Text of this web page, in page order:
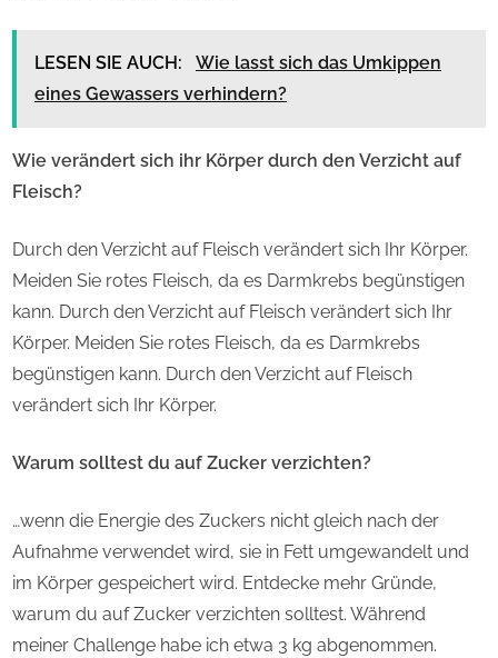
LESEN SIE AUCH:
Wie lasst sich das Umkippen
eines Gewassers verhindern?
Wie verändert sich ihr Körper durch den Verzicht auf
Fleisch?
Durch den Verzicht auf Fleisch verändert sich Ihr Körper.
Meiden Sie rotes Fleisch, da es Darmkrebs begünstigen
kann. Durch den Verzicht auf Fleisch verändert sich Ihr
Körper. Meiden Sie rotes Fleisch, da es Darmkrebs
begünstigen kann. Durch den Verzicht auf Fleisch
verändert sich Ihr Körper.
Warum solltest du auf Zucker verzichten?
…wenn die Energie des Zuckers nicht gleich nach der
Aufnahme verwendet wird, sie in Fett umgewandelt und
im Körper gespeichert wird. Entdecke mehr Gründe,
warum du auf Zucker verzichten solltest. Während
meiner Challenge habe ich etwa 3 kg abgenommen.